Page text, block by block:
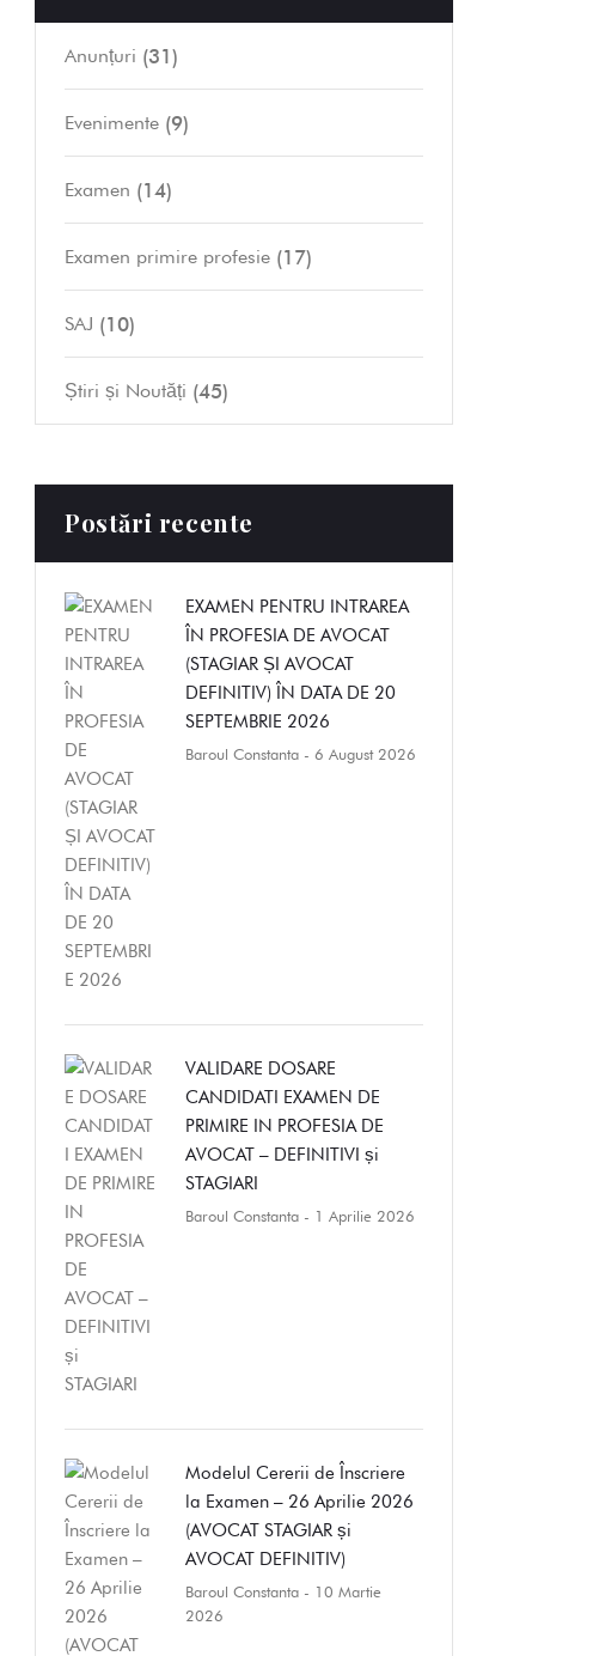
Anunțuri (31)
Evenimente (9)
Examen (14)
Examen primire profesie (17)
SAJ (10)
Știri și Noutăți (45)
Postări recente
EXAMEN PENTRU INTRAREA
ÎN PROFESIA DE AVOCAT
(STAGIAR ȘI AVOCAT
DEFINITIV) ÎN DATA DE 20
SEPTEMBRIE 2026
Baroul Constanta - 6 August 2026
VALIDARE DOSARE
CANDIDATI EXAMEN DE
PRIMIRE IN PROFESIA DE
AVOCAT – DEFINITIVI și
STAGIARI
Baroul Constanta - 1 Aprilie 2026
Modelul Cererii de Înscriere
la Examen – 26 Aprilie 2026
(AVOCAT STAGIAR și
AVOCAT DEFINITIV)
Baroul Constanta - 10 Martie
2026